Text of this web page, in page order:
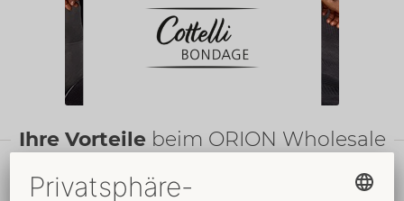
Ihre Vorteilebeim ORION Wholesale
FairePreise